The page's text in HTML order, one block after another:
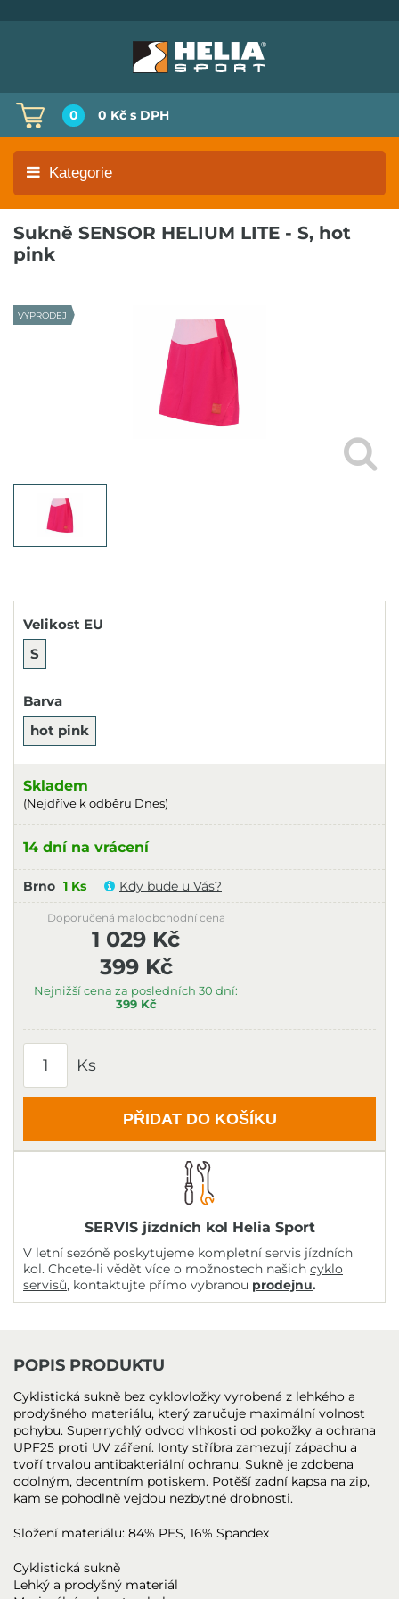
0 0 Kč s DPH
Kategorie
Sukně SENSOR HELIUM LITE - S, hot
pink
VÝPRODEJ
Velikost EU
S
Barva
hot pink
Skladem
(Nejdříve k odběru Dnes)
14 dní na vrácení
Brno 1 Ks Kdy bude u Vás?
399 Kč
Nejnižší cena za posledních 30 dní:
399 Kč
Doporučená maloobchodní cena
1 029 Kč
Ks
PŘIDAT DO KOŠÍKU
SERVIS jízdních kol Helia Sport
V letní sezóně poskytujeme kompletní servis jízdních
kol. Chcete-li vědět více o možnostech našich cyklo
servisů, kontaktujte přímo vybranou prodejnu.
POPIS PRODUKTU
Cyklistická sukně bez cyklovložky vyrobená z lehkého a
prodyšného materiálu, který zaručuje maximální volnost
pohybu. Superrychlý odvod vlhkosti od pokožky a ochrana
UPF25 proti UV záření. Ionty stříbra zamezují zápachu a
tvoří trvalou antibakteriální ochranu. Sukně je zdobena
odolným, decentním potiskem. Potěší zadní kapsa na zip,
kam se pohodlně vejdou nezbytné drobnosti.
Složení materiálu: 84% PES, 16% Spandex
Cyklistická sukně
Lehký a prodyšný materiál